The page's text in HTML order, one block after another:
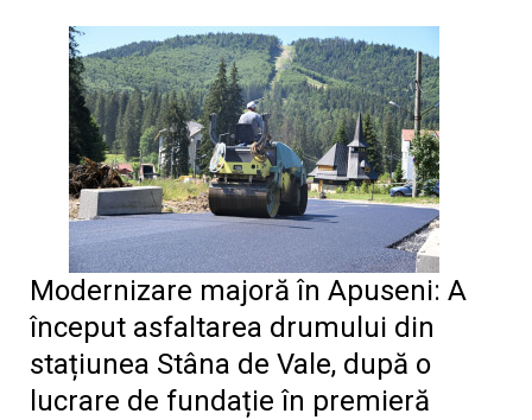
Modernizare majoră în Apuseni: A
început asfaltarea drumului din
stațiunea Stâna de Vale, după o
lucrare de fundație în premieră